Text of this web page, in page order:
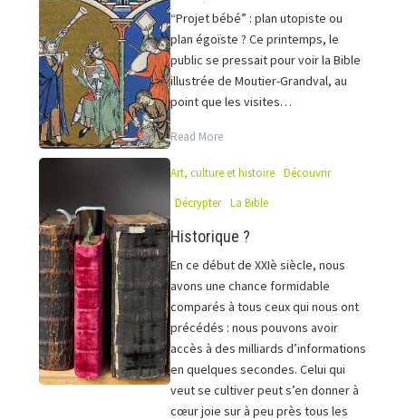
“Projet bébé” : plan utopiste ou
plan égoïste ? Ce printemps, le
public se pressait pour voir la Bible
illustrée de Moutier-Grandval, au
point que les visites…
Read More
Art, culture et histoire Découvrir
Décrypter La Bible
Historique ?
En ce début de XXIè siècle, nous
avons une chance formidable
comparés à tous ceux qui nous ont
précédés : nous pouvons avoir
accès à des milliards d’informations
en quelques secondes. Celui qui
veut se cultiver peut s’en donner à
cœur joie sur à peu près tous les